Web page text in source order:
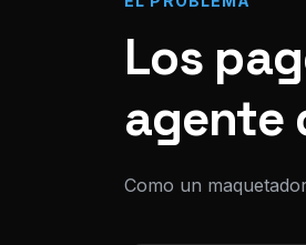
Los
agente
Como un